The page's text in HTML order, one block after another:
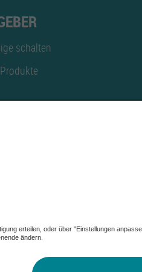
schalten